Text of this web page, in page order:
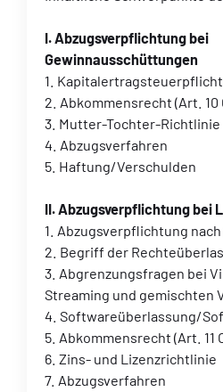
I. Abzugsverpflichtung bei
Gewinnausschüttungen
1. Kapitalertragsteuerpflicht
2. Abkommensrecht (Art. 10
3. Mutter-Tochter-Richtlinie
4. Abzugsverfahren
5. Haftung/Verschulden
II. Abzugsverpflichtung bei
1. Abzugsverpflichtung nach
2. Begriff der
3. Abgrenzungsfragen bei
Streaming und gemischten
4. Softwareüberlassung/
5. Abkommensrecht (Art. 11
6. Zins- und Lizenzrichtlinie
7. Abzugsverfahren